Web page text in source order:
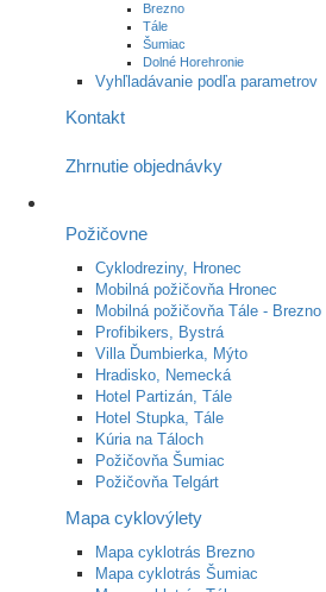
Brezno
Tále
Šumiac
Dolné Horehronie
Vyhľladávanie podľa parametrov
Kontakt
Zhrnutie objednávky
Požičovne
Cyklodreziny, Hronec
Mobilná požičovňa Hronec
Mobilná požičovňa Tále - Brezno
Profibikers, Bystrá
Villa Ďumbierka, Mýto
Hradisko, Nemecká
Hotel Partizán, Tále
Hotel Stupka, Tále
Kúria na Táloch
Požičovňa Šumiac
Požičovňa Telgárt
Mapa cyklovýlety
Mapa cyklotrás Brezno
Mapa cyklotrás Šumiac